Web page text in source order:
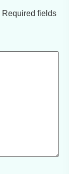
Required fields